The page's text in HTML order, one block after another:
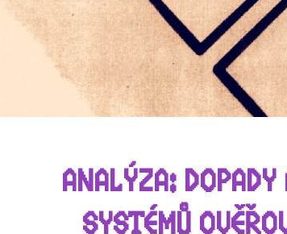
ANALÝZA:
SYSTÉMŮ